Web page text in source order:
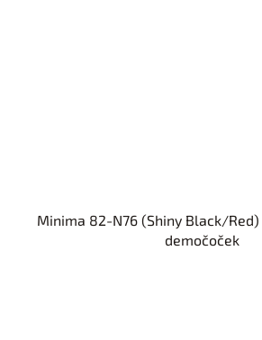
Minima 82-N76 (Shiny Black/
demočoček